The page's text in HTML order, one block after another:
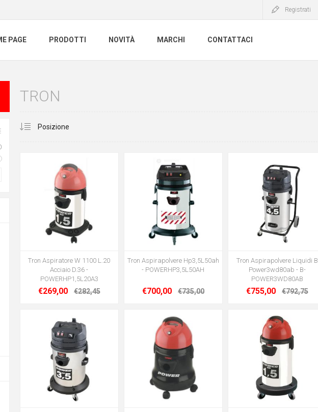
Registrati
PAGE PRODOTTI NOVITÀ MARCHI CONTATTACI
TRON
Tron Aspiratore W 1100 L.20
Acciaio D.36 -
POWERHP1,5L20A3
€269,00 €282,45
Tron Aspirapolvere Hp3,5L50ah
- POWERHP3,5L50AH
€700,00 €735,00
Tron Aspirapolvere Liquidi B
Power3wd80ab - B-
POWER3WD80AB
€755,00 €792,75